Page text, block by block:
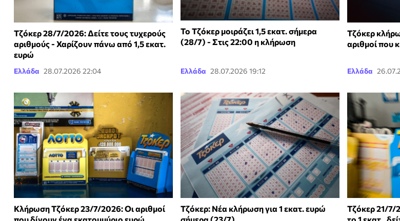
Τζόκερ 28/7/2026: Δείτε τους τυχερούς
αριθμούς - Χαρίζουν πάνω από 1,5 εκατ.
ευρώ
Ελλάδα 28.07.2026 22:04
Το Τζόκερ μοιράζει 1,5 εκατ. σήμερα
(28/7) - Στις 22:00 η κλήρωση
Ελλάδα 28.07.2026 19:12
Τζόκερ
αριθμοί που
Ελλάδα
Κλήρωση Τζόκερ 23/7/2026: Οι αριθμοί
Τζόκερ: Νέα κλήρωση για 1 εκατ. ευρώ
Τζόκερ 21/7/